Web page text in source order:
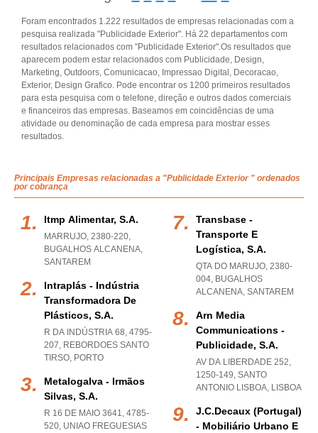
Foram encontrados 1.222 resultados de empresas relacionadas com a
pesquisa realizada "Publicidade Exterior". Há 22 departamentos com
resultados relacionados com "Publicidade Exterior".Os resultados que
aparecem podem estar relacionados com Publicidade, Design,
Marketing, Outdoors, Comunicacao, Impressao Digital, Decoracao,
Exterior, Design Grafico. Pode encontrar os 1200 primeiros resultados
para esta pesquisa com o telefone, direção e outros dados comerciais
e financeiros das empresas. Baseamos em coincidências de uma
atividade ou denominação de cada empresa para mostrar esses
resultados.
Principais Empresas relacionadas a "Publicidade Exterior " ordenados
por cobrança
Itmp Alimentar, S.a.
MARRUJO, 2380-220,
BUGALHOS ALCANENA,
SANTAREM
Intraplás - Indústria
Transformadora De
Plásticos, S.a.
R DA INDÚSTRIA 68, 4795-
207, REBORDOES SANTO
TIRSO, PORTO
Metalogalva - Irmãos
Silvas, S.a.
R 16 DE MAIO 3641, 4785-
520, UNIAO FREGUESIAS
Transbase -
Transporte E
Logística, S.a.
QTA DO MARUJO, 2380-
004, BUGALHOS
ALCANENA, SANTAREM
Arn Media
Communications -
Publicidade, S.a.
AV DA LIBERDADE 252,
1250-149, SANTO
ANTONIO LISBOA, LISBOA
J.c.decaux (portugal)
- Mobiliário Urbano E